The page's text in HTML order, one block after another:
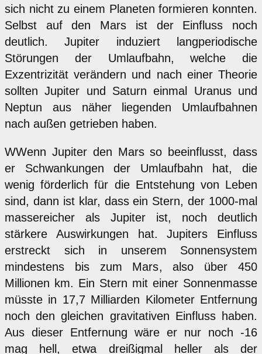
sich nicht zu einem Planeten formieren konnten.
Selbst auf den Mars ist der Einfluss noch
deutlich. Jupiter induziert langperiodische
Störungen der Umlaufbahn, welche die
Exzentrizität verändern und nach einer Theorie
sollten Jupiter und Saturn einmal Uranus und
Neptun aus näher liegenden Umlaufbahnen
nach außen getrieben haben.
WWenn Jupiter den Mars so beeinflusst, dass
er Schwankungen der Umlaufbahn hat, die
wenig förderlich für die Entstehung von Leben
sind, dann ist klar, dass ein Stern, der 1000-mal
massereicher als Jupiter ist, noch deutlich
stärkere Auswirkungen hat. Jupiters Einfluss
erstreckt sich in unserem Sonnensystem
mindestens bis zum Mars, also über 450
Millionen km. Ein Stern mit einer Sonnenmasse
müsste in 17,7 Milliarden Kilometer Entfernung
noch den gleichen gravitativen Einfluss haben.
Aus dieser Entfernung wäre er nur noch -16
mag hell, etwa dreißigmal heller als der